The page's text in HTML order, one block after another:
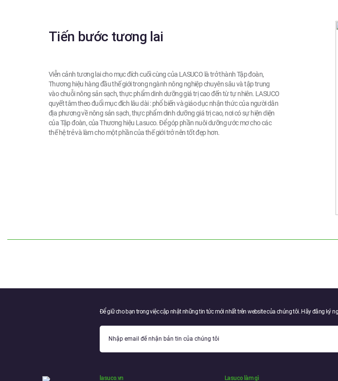
Tiến bước tương lai
Viễn cảnh tương lai cho mục đích cuối cùng của LASUCO là trở thành Tập đoàn,
Thương hiệu hàng đầu thế giới trong ngành nông nghiệp chuyên sâu và tập trung
vào chuỗi nông sản sạch, thực phẩm dinh dưỡng giá trị cao đến từ tự nhiên. LASUCO
quyết tâm theo đuổi mục đích lâu dài : phổ biến và giáo dục nhận thức của người dân
địa phương về nông sản sạch, thực phẩm dinh dưỡng giá trị cao, nơi có sự hiện diện
của Tập đoàn, của Thương hiệu Lasuco. Để góp phần nuôi dưỡng ước mơ cho các
thế hệ trẻ và làm cho một phần của thế giới trở nên tốt đẹp hơn.
Để giữ cho bạn trong việc cập nhật những tin tức mới nhất trên website của chúng tôi. Hãy đăng ký
lasuco.vn Lasuco làm gì